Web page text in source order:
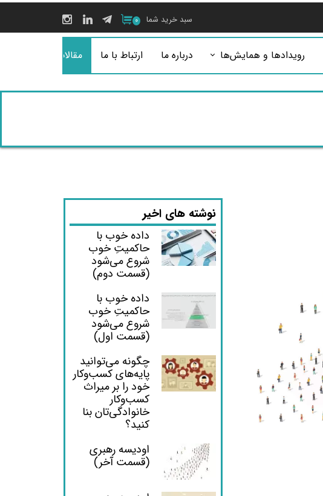
۰ سبد خرید شما
رویدادها و همایش‌ها درباره ما ارتباط با ما مقالات
نوشته های اخیر
داده خوب با
حاکمیتِ خوب
شروع می‌شود
(قسمت دوم)
داده خوب با
حاکمیتِ خوب
شروع می‌شود
(قسمت اول)
چگونه می‌توانید
پایه‌های کسب‌وکار
خود را بر میراث
کسب‌وکار
خانوادگی‌تان بنا
کنید؟
اودیسه رهبری
(قسمت آخر)